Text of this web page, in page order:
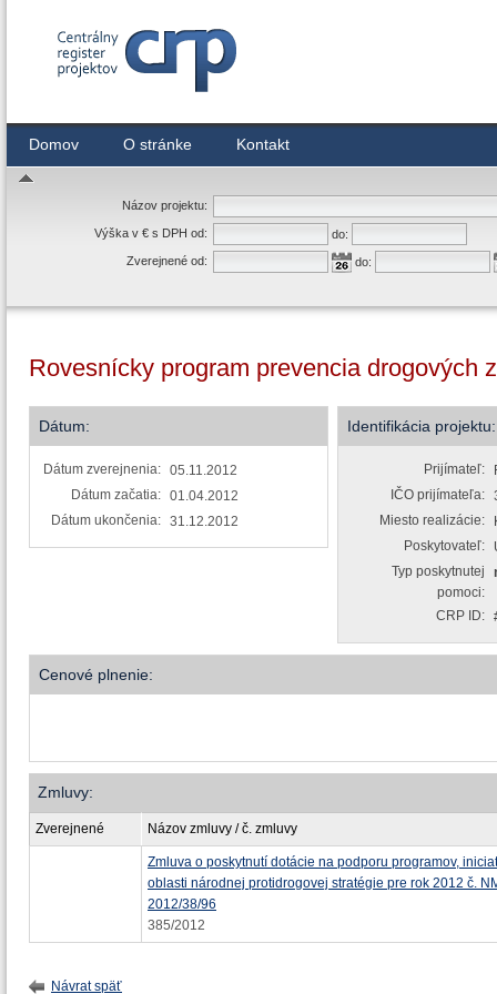
Domov O stránke Kontakt
Názov projektu:
Výška v € s DPH od:
do:
Zverejnené od:
do:
Rovesnícky program prevencia drogových
Dátum:
Dátum zverejnenia: 05.11.2012
Dátum začatia: 01.04.2012
Dátum ukončenia: 31.12.2012
Identifikácia projektu:
Prijímateľ:
IČO prijímateľa:
Miesto realizácie:
Poskytovateľ:
Typ poskytnutej
pomoci:
CRP ID:
Cenové plnenie:
Zmluvy:
Zverejnené Názov zmluvy / č. zmluvy
Zmluva o poskytnutí dotácie na podporu programov,
oblasti národnej protidrogovej stratégie pre rok 2012 č.
2012/38/96
385/2012
Návrat späť